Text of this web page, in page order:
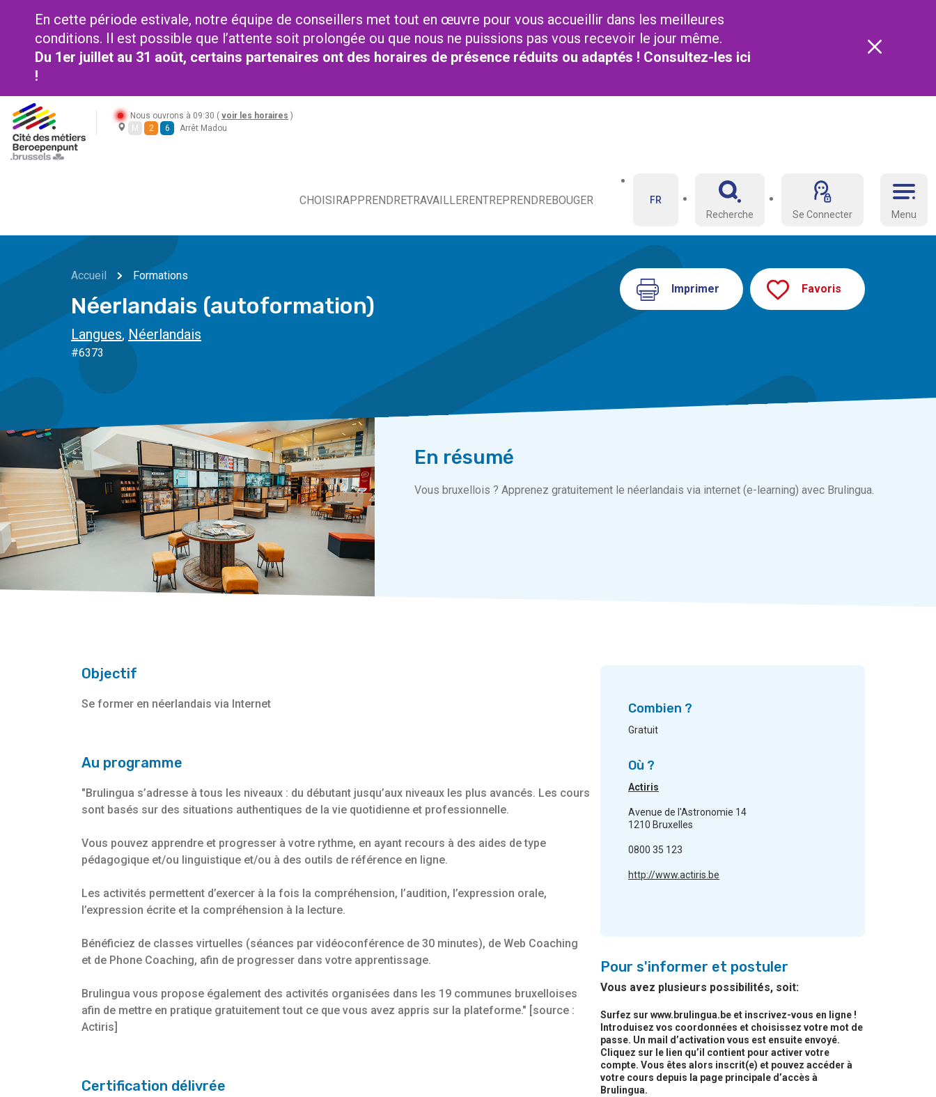
En cette période estivale, notre équipe de conseillers met tout en œuvre pour vous accueillir dans les meilleures
conditions. Il est possible que l’attente soit prolongée ou que nous ne puissions pas vous recevoir le jour même.
Du 1er juillet au 31 août, certains partenaires ont des horaires de présence réduits ou adaptés ! Consultez-les ici
!
Nous ouvrons à 09:30 ( voir les horaires )
M
2 6 Arrêt Madou
CHOISIRAPPRENDRETRAVAILLERENTREPRENDREBOUGER
Menu
FR
Recherche
Se Connecter
Accueil Formations
Néerlandais (autoformation)
Langues, Néerlandais
#6373
Imprimer Favoris
En résumé
Vous bruxellois ? Apprenez gratuitement le néerlandais via internet (e-learning) avec Brulingua.
Objectif
Se former en néerlandais via Internet
Au programme
"Brulingua s’adresse à tous les niveaux : du débutant jusqu’aux niveaux les plus avancés. Les cours
sont basés sur des situations authentiques de la vie quotidienne et professionnelle.
Vous pouvez apprendre et progresser à votre rythme, en ayant recours à des aides de type
pédagogique et/ou linguistique et/ou à des outils de référence en ligne.
Les activités permettent d’exercer à la fois la compréhension, l’audition, l’expression orale,
l’expression écrite et la compréhension à la lecture.
Bénéficiez de classes virtuelles (séances par vidéoconférence de 30 minutes), de Web Coaching
et de Phone Coaching, afin de progresser dans votre apprentissage.
Brulingua vous propose également des activités organisées dans les 19 communes bruxelloises
afin de mettre en pratique gratuitement tout ce que vous avez appris sur la plateforme." [source :
Actiris]
Certification délivrée
Combien ?
Gratuit
Où ?
Actiris
Avenue de l'Astronomie 14
1210 Bruxelles
0800 35 123
http://www.actiris.be
Pour s'informer et postuler
Vous avez plusieurs possibilités, soit:
Surfez sur www.brulingua.be et inscrivez-vous en ligne !
Introduisez vos coordonnées et choisissez votre mot de
passe. Un mail d’activation vous est ensuite envoyé.
Cliquez sur le lien qu’il contient pour activer votre
compte. Vous êtes alors inscrit(e) et pouvez accéder à
votre cours depuis la page principale d’accès à
Brulingua.